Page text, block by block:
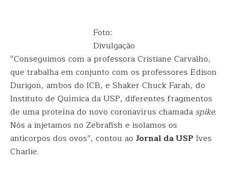
Foto:
Divulgação
“Conseguimos com a professora Cristiane Carvalho,
que trabalha em conjunto com os professores Edison
Durigon, ambos do ICB, e Shaker Chuck Farah, do
Instituto de Química da USP, diferentes fragmentos
de uma proteína do novo coronavírus chamada spike.
Nós a injetamos no Zebrafish e isolamos os
anticorpos dos ovos”, contou ao Jornal da USPIves
Charlie.